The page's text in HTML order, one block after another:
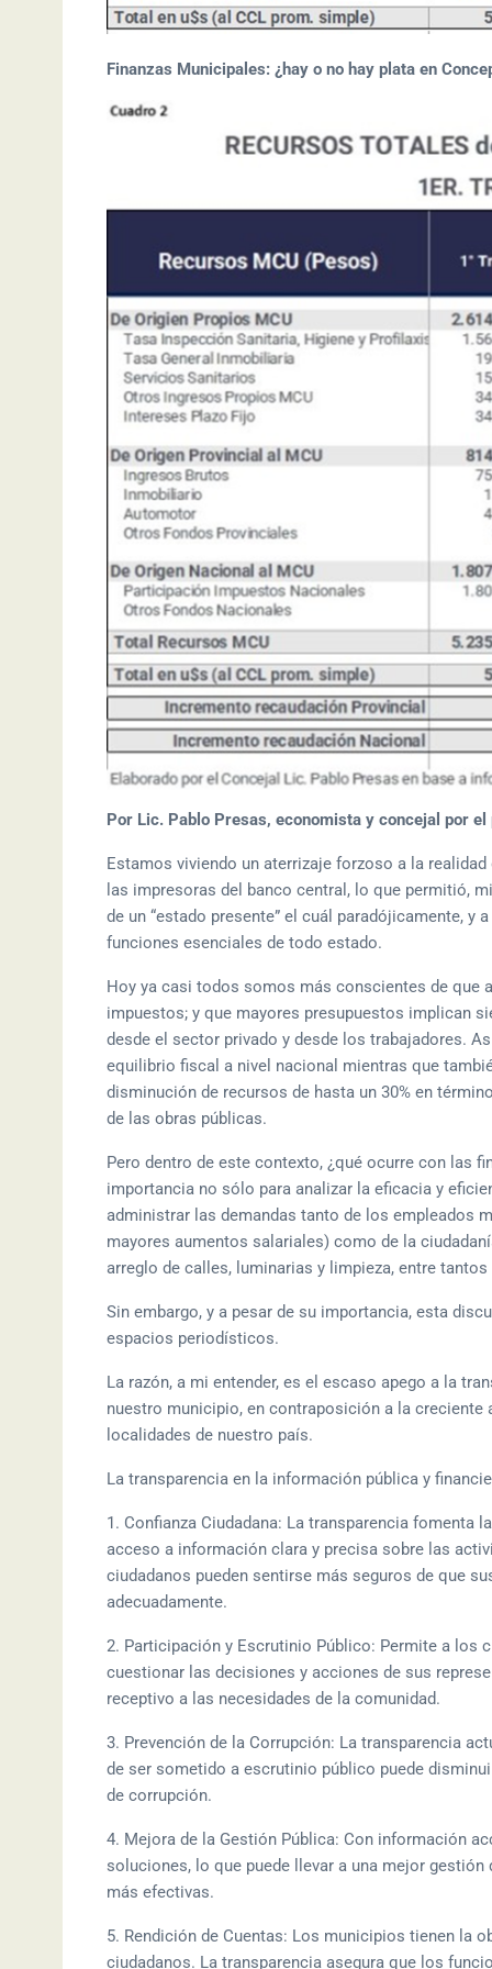
Finanzas Municipales: ¿hay o no hay plata en
Por Lic. Pablo Presas, economista y concejal por
Estamos viviendo un aterrizaje forzoso a la
las impresoras del banco central, lo que permitió,
de un “estado presente” el cuál paradójicamente,
funciones esenciales de todo estado.
Hoy ya casi todos somos más conscientes de
impuestos; y que mayores presupuestos implican
desde el sector privado y desde los trabajadores.
equilibrio fiscal a nivel nacional mientras que
disminución de recursos de hasta un 30% en
de las obras públicas.
Pero dentro de este contexto, ¿qué ocurre con las
importancia no sólo para analizar la eficacia y
administrar las demandas tanto de los empleados
mayores aumentos salariales) como de la
arreglo de calles, luminarias y limpieza, entre
Sin embargo, y a pesar de su importancia, esta
espacios periodísticos.
La razón, a mi entender, es el escaso apego a la
nuestro municipio, en contraposición a la
localidades de nuestro país.
La transparencia en la información pública y
1. Confianza Ciudadana: La transparencia fomenta
acceso a información clara y precisa sobre las
ciudadanos pueden sentirse más seguros de que
adecuadamente.
2. Participación y Escrutinio Público: Permite a los
cuestionar las decisiones y acciones de sus
receptivo a las necesidades de la comunidad.
3. Prevención de la Corrupción: La transparencia
de ser sometido a escrutinio público puede
de corrupción.
4. Mejora de la Gestión Pública: Con información
soluciones, lo que puede llevar a una mejor
más efectivas.
5. Rendición de Cuentas: Los municipios tienen la
ciudadanos. La transparencia asegura que los